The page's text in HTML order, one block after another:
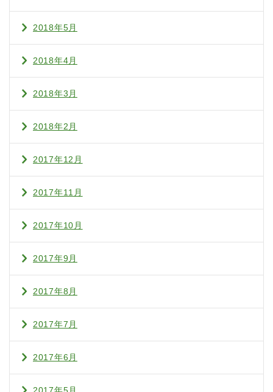
2018年5月
2018年4月
2018年3月
2018年2月
2017年12月
2017年11月
2017年10月
2017年9月
2017年8月
2017年7月
2017年6月